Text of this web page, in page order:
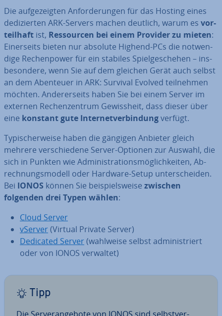
Die auf­ge­zeig­ten An­for­de­run­gen für das Hosting eines
de­di­zier­ten ARK-Servers machen deutlich, warum es vor­
teil­haft ist, Res­sour­cen bei einem Provider zu mieten:
Ei­ner­seits bieten nur absolute Highend-PCs die not­wen­
di­ge Re­chen­power für ein stabiles Spiel­ge­sche­hen – ins­
be­son­de­re, wenn Sie auf dem gleichen Gerät auch selbst
an dem Abenteuer in ARK: Survival Evolved teil­neh­men
möchten. An­de­rer­seits haben Sie bei einem Server im
externen Re­chen­zen­trum Ge­wiss­heit, dass dieser über
eine konstant gute In­ter­net­ver­bin­dungverfügt.
Ty­pi­scher­wei­se haben die gängigen Anbieter gleich
mehrere ver­schie­de­ne Server-Optionen zur Auswahl, die
sich in Punkten wie Ad­mi­nis­tra­ti­ons­mög­lich­kei­ten, Ab­
rech­nungs­mo­dell oder Hardware-Setup un­ter­schei­den.
Bei IONOS können Sie bei­spiels­wei­se zwischen
folgenden drei Typen wählen:
Cloud Server
vServer(Virtual Private Server)
Dedicated Server(wahlweise selbst ad­mi­nis­triert
oder von IONOS verwaltet)
Tipp